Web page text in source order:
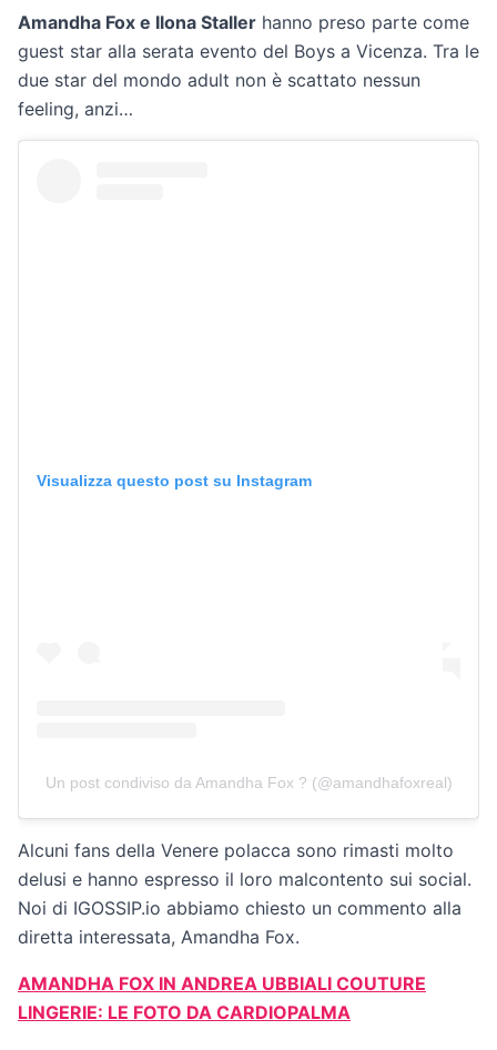
Amandha Fox e Ilona Staller hanno preso parte come
guest star alla serata evento del Boys a Vicenza. Tra le
due star del mondo adult non è scattato nessun
feeling, anzi…
Visualizza questo post su Instagram
Un post condiviso da Amandha Fox ? (@amandhafoxreal)
Alcuni fans della Venere polacca sono rimasti molto
delusi e hanno espresso il loro malcontento sui social.
Noi di IGOSSIP.io abbiamo chiesto un commento alla
diretta interessata, Amandha Fox.
AMANDHA FOX IN ANDREA UBBIALI COUTURE
LINGERIE: LE FOTO DA CARDIOPALMA